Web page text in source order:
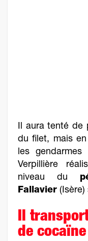
Il aura tenté de
du filet, mais
les
Verpillière
niveau du
Fallavier (Isère)
Il
de cocaïne